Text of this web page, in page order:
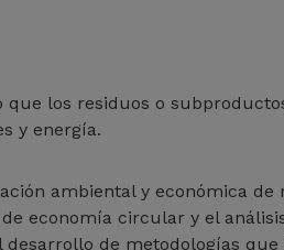
los residuos o
y energía.
ambiental y económica de
economía circular y el
desarrollo de metodologías